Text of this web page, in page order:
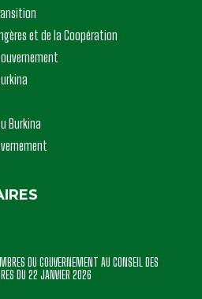
et de la Coopération
Burkina
DU GOUVERNEMENT AU CONSEIL DES
DU 22 JANVIER 2026